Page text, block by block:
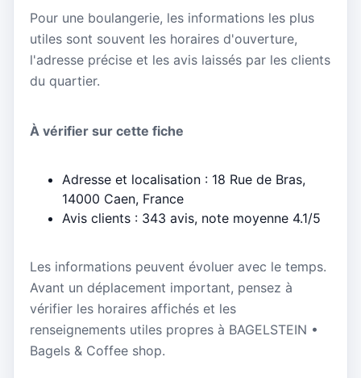
Pour une boulangerie, les informations les plus
utiles sont souvent les horaires d'ouverture,
l'adresse précise et les avis laissés par les clients
du quartier.
À vérifier sur cette fiche
Adresse et localisation : 18 Rue de Bras,
14000 Caen, France
Avis clients : 343 avis, note moyenne 4.1/5
Les informations peuvent évoluer avec le temps.
Avant un déplacement important, pensez à
vérifier les horaires affichés et les
renseignements utiles propres à BAGELSTEIN •
Bagels & Coffee shop.